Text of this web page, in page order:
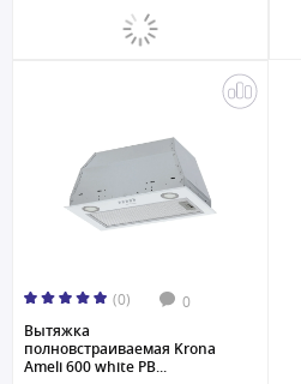
(0) 0
Вытяжка
полновстраиваемая Krona
Ameli 600 white PB...